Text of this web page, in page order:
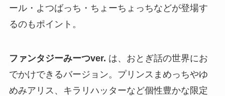
ール・よつばっち・ちょーちょっちなどが登場す
るのもポイント。
ファンタジーみーつver. は、おとぎ話の世界にお
でかけできるバージョン。プリンスまめっちやゆ
めみアリス、キラリハッターなど個性豊かな限定